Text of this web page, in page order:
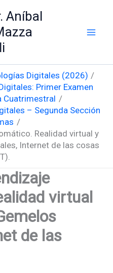
Aníbal
Digitales (2026)
Primer Examen
Cuatrimestral
– Segunda Sección
Realidad virtual y
Internet de las cosas
virtual
de las